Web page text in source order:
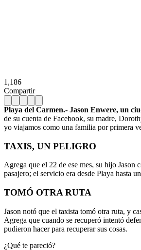
1,186
Compartir
Playa del Carmen.- Jason Enwere, un
de su cuenta de Facebook, su madre,
yo viajamos como una familia por primera
TAXIS, UN PELIGRO
Agrega que el 22 de ese mes, su hijo
pasajero; el servicio era desde Playa hasta
TOMÓ OTRA RUTA
Jason notó que el taxista tomó otra ruta, y
Agrega que cuando se recuperó intentó
pudieron hacer para recuperar sus cosas.
¿Qué te pareció?